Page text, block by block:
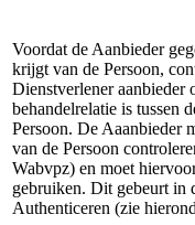
Voordat de Aanbieder
krijgt van de Persoon,
Dienstverlener aanbieder
behandelrelatie is tussen
Persoon. De Aaanbieder
van de Persoon
Wabvpz) en moet
gebruiken. Dit gebeurt in
Authenticeren (zie